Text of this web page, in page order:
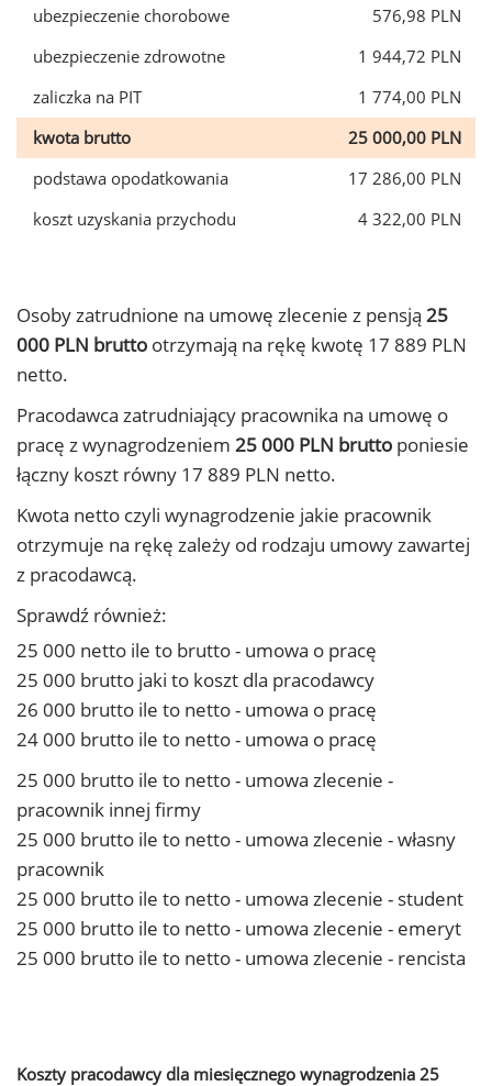
ubezpieczenie chorobowe
576,98 PLN
ubezpieczenie zdrowotne
1 944,72 PLN
zaliczka na PIT
1 774,00 PLN
kwota brutto
25 000,00 PLN
podstawa opodatkowania
17 286,00 PLN
koszt uzyskania przychodu
4 322,00 PLN
Osoby zatrudnione na umowę zlecenie z pensją 25
000 PLN brutto otrzymają na rękę kwotę 17 889 PLN
netto.
Pracodawca zatrudniający pracownika na umowę o
pracę z wynagrodzeniem 25 000 PLN brutto poniesie
łączny koszt równy 17 889 PLN netto.
Kwota netto czyli wynagrodzenie jakie pracownik
otrzymuje na rękę zależy od rodzaju umowy zawartej
z pracodawcą.
Sprawdź również:
25 000 netto ile to brutto - umowa o pracę
25 000 brutto jaki to koszt dla pracodawcy
26 000 brutto ile to netto - umowa o pracę
24 000 brutto ile to netto - umowa o pracę
25 000 brutto ile to netto - umowa zlecenie -
pracownik innej firmy
25 000 brutto ile to netto - umowa zlecenie - własny
pracownik
25 000 brutto ile to netto - umowa zlecenie - student
25 000 brutto ile to netto - umowa zlecenie - emeryt
25 000 brutto ile to netto - umowa zlecenie - rencista
Koszty pracodawcy dla miesięcznego wynagrodzenia 25